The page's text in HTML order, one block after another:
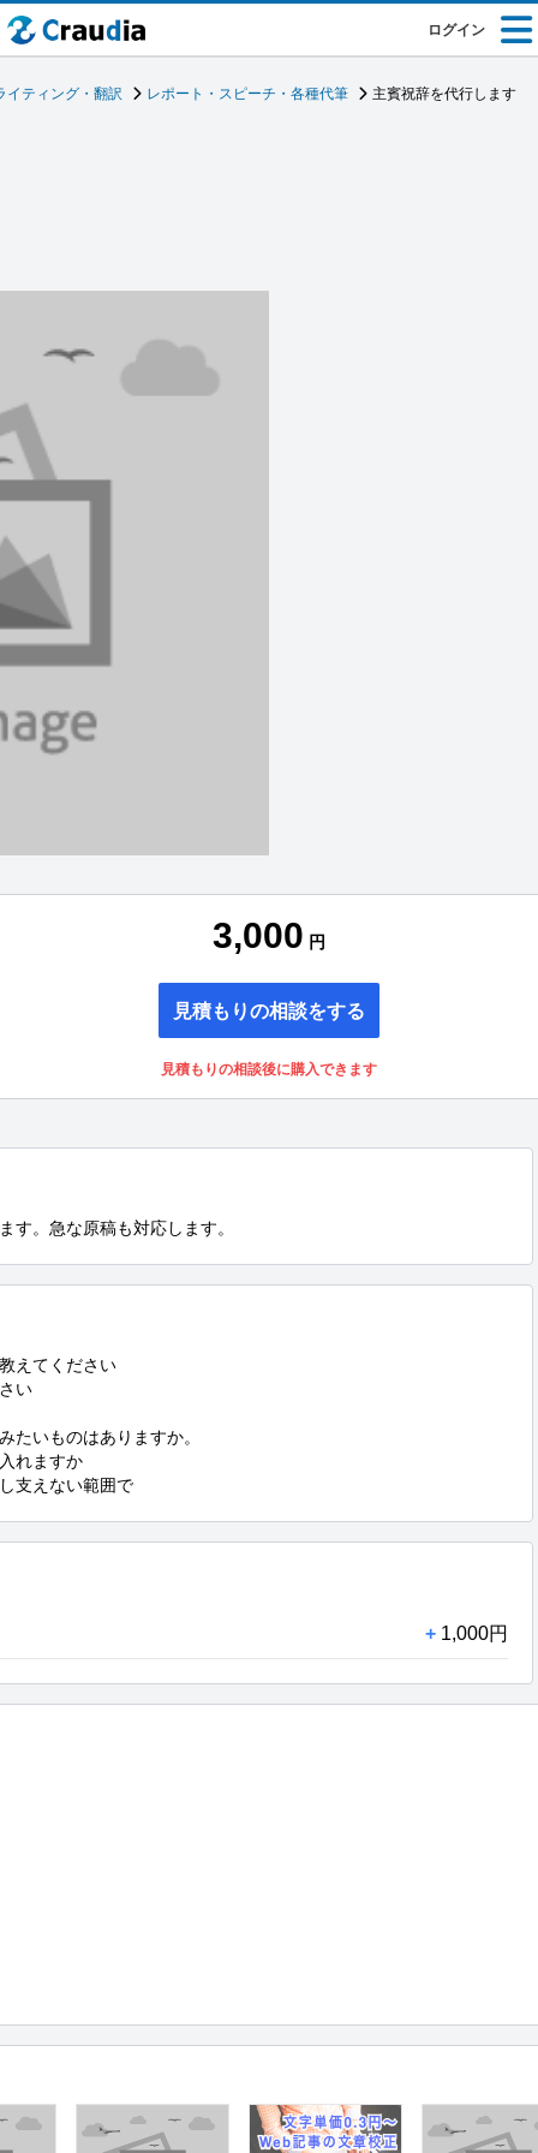
ログイン
イティング・翻訳 レポート・スピーチ・各種代筆 主賓祝辞を代行します
3,000 円
見積もりの相談をする
見積もりの相談後に購入できます
す。急な原稿も対応します。
えてください
い
たいものはありますか。
れますか
支えない範囲で
+ 1,000円